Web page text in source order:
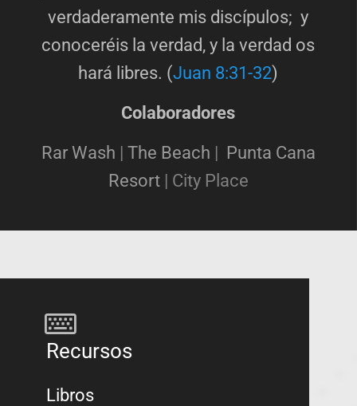
verdaderamente mis discípulos; y
conoceréis la verdad, y la verdad os
hará libres. (Juan 8:31-32)
Colaboradores
Rar Wash | The Beach | Punta Cana
Resort| City Place
Recursos
Libros